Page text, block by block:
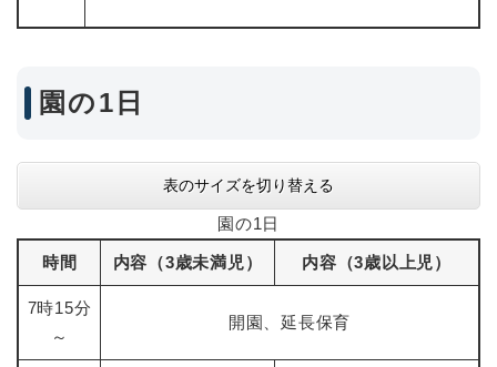
園の1日
表のサイズを切り替える
園の1日
時間 内容（3歳未満児） 内容（3歳以上児）
7時15分
～
開園、延長保育